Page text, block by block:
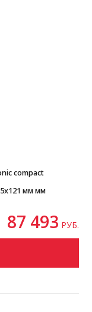
compact
мм мм
87 493 РУБ.